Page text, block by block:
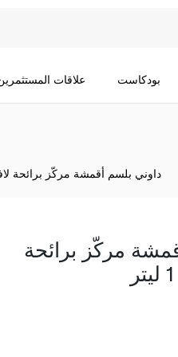
بودكاست علاقات
داوني بلسم أقمشة مركّز برائحة
مركّز برائحة